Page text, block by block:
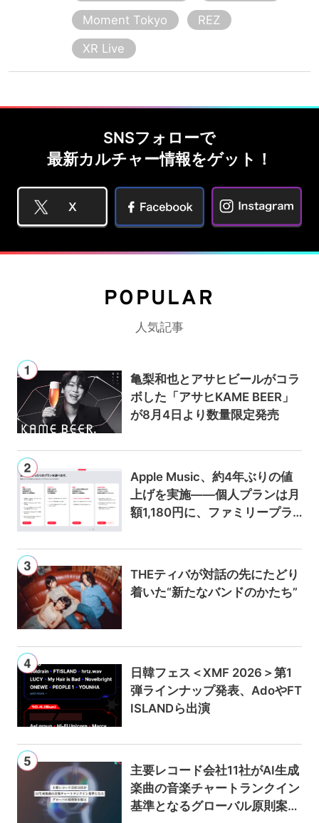
Moment Tokyo
REZ
XR Live
SNSフォローで
最新カルチャー情報をゲット！
POPULAR
人気記事
亀梨和也とアサヒビールがコラ
ボした「アサヒKAME BEER」
が8月4日より数量限定発売
Apple Music、約4年ぶりの値
上げを実施——個人プランは月
額1,180円に、ファミリープラ
THEティバが対話の先にたどり
着いた“新たなバンドのかたち”
日韓フェス＜XMF 2026＞第1
弾ラインナップ発表、AdoやFT
ISLANDら出演
主要レコード会社11社がAI生成
楽曲の音楽チャートランクイン
基準となるグローバル原則案を